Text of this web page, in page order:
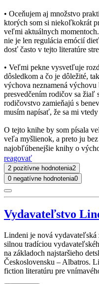
• Oceňujem aj množstvo
ktorých som si niekoľkokrát
veľmi aktuálnych
nie je len regulácia emócií
dosť často v tejto literatúre
• Veľmi pekne vysvetľuje
dôsledkom a čo je dôležité,
výchova neznamená
presvedčením rodičov sa žiaľ
rodičovstvo zamieňajú s
musím napísať, že sa mi
O tejto knihe by som písala
veľa myšlienok, a preto ju
najobľúbenejšie knihy o
reagovať
2 pozitívne hodnotenia2
0 negatívne hodnotenia0
Vydavateľstvo
Lindeni je nová vydavateľská
silnou tradíciou
na základoch najstaršieho
Československu – Albatros.
fiction literatúru pre